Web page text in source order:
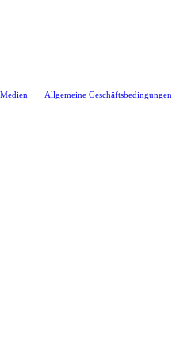
Allgemeine Geschäftsbedingungen